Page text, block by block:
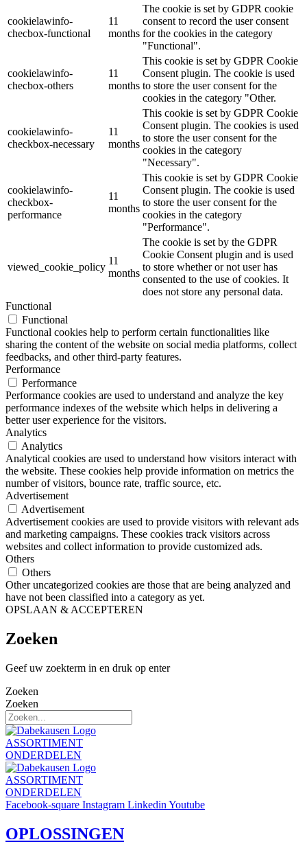
cookielawinfo-
checbox-functional
11
months
The cookie is set by GDPR cookie
consent to record the user consent
for the cookies in the category
"Functional".
cookielawinfo-
checbox-others
11
months
This cookie is set by GDPR Cookie
Consent plugin. The cookie is used
to store the user consent for the
cookies in the category "Other.
cookielawinfo-
checkbox-necessary
11
months
This cookie is set by GDPR Cookie
Consent plugin. The cookies is used
to store the user consent for the
cookies in the category
"Necessary".
cookielawinfo-
checkbox-
performance
11
months
This cookie is set by GDPR Cookie
Consent plugin. The cookie is used
to store the user consent for the
cookies in the category
"Performance".
viewed_cookie_policy
11
months
The cookie is set by the GDPR
Cookie Consent plugin and is used
to store whether or not user has
consented to the use of cookies. It
does not store any personal data.
Functional
Functional
Functional cookies help to perform certain functionalities like
sharing the content of the website on social media platforms, collect
feedbacks, and other third-party features.
Performance
Performance
Performance cookies are used to understand and analyze the key
performance indexes of the website which helps in delivering a
better user experience for the visitors.
Analytics
Analytics
Analytical cookies are used to understand how visitors interact with
the website. These cookies help provide information on metrics the
number of visitors, bounce rate, traffic source, etc.
Advertisement
Advertisement
Advertisement cookies are used to provide visitors with relevant ads
and marketing campaigns. These cookies track visitors across
websites and collect information to provide customized ads.
Others
Others
Other uncategorized cookies are those that are being analyzed and
have not been classified into a category as yet.
OPSLAAN & ACCEPTEREN
Zoeken
Geef uw zoekterm in en druk op enter
Zoeken
Zoeken
ASSORTIMENT
ONDERDELEN
ASSORTIMENT
ONDERDELEN
Facebook-square Instagram Linkedin Youtube
OPLOSSINGEN